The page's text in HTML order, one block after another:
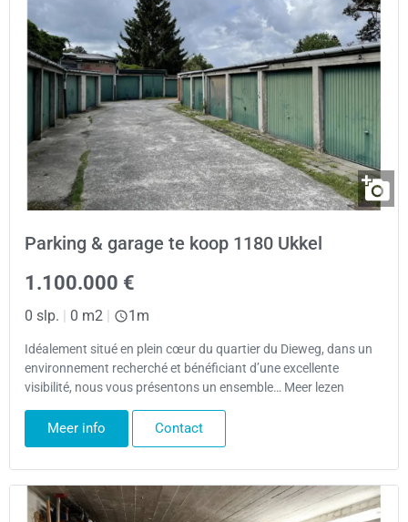
Parking & garage te koop 1180 Ukkel
1.100.000 €
0 slp. | 0 m2 | 1m
Idéalement situé en plein cœur du quartier du Dieweg, dans un
environnement recherché et bénéficiant d’une excellente
visibilité, nous vous présentons un ensemble… Meer lezen
Meer info Contact